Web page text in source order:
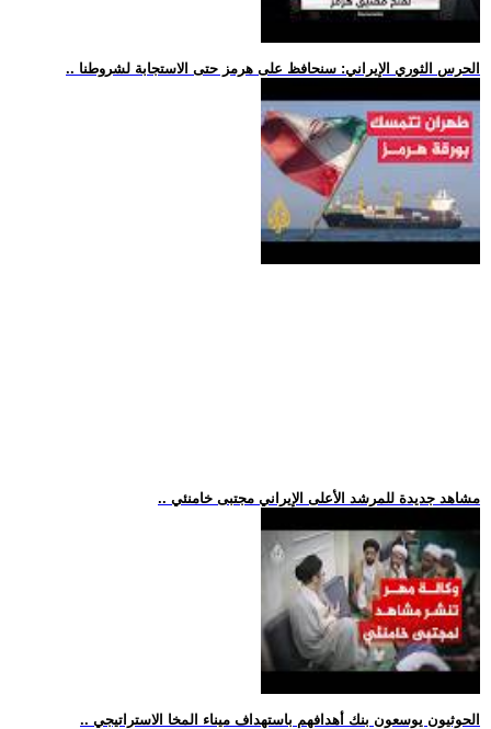
.. الحرس الثوري الإيراني: سنحافظ على هرمز حتى الاستجابة لشروطنا
.. مشاهد جديدة للمرشد الأعلى الإيراني مجتبى خامنئي
.. الحوثيون يوسعون بنك أهدافهم باستهداف ميناء المخا الاستراتيجي